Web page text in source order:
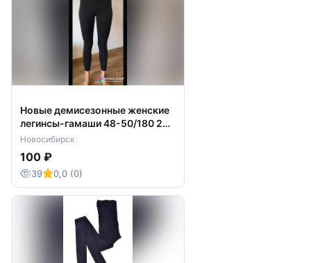
Новые демисезонные женские
легинсы-гамаши 48-50/180 2
штуки
Новосибирск
100 ₽
39 0,0 (0)